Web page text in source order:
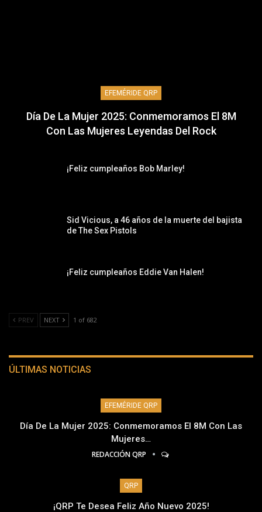
EFEMÉRIDE QRP
Día De La Mujer 2025: Conmemoramos El 8M
Con Las Mujeres Leyendas Del Rock
¡Feliz cumpleaños Bob Marley!
Sid Vicious, a 46 años de la muerte del bajista
de The Sex Pistols
¡Feliz cumpleaños Eddie Van Halen!
PREV NEXT 1 of 682
ÚLTIMAS NOTICIAS
EFEMÉRIDE QRP
Día De La Mujer 2025: Conmemoramos El 8M Con Las
Mujeres…
REDACCIÓN QRP
QRP
¡QRP Te Desea Feliz Año Nuevo 2025!